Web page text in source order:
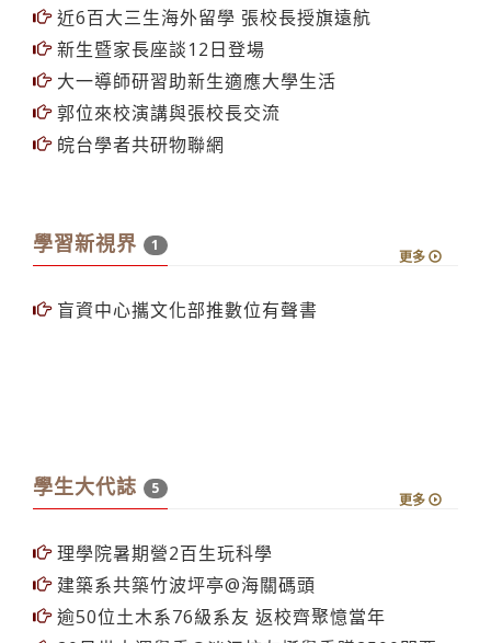
近6百大三生海外留學 張校長授旗遠航
新生暨家長座談12日登場
大一導師研習助新生適應大學生活
郭位來校演講與張校長交流
皖台學者共研物聯網
學習新視界 1
更多
盲資中心攜文化部推數位有聲書
學生大代誌 5
更多
理學院暑期營2百生玩科學
建築系共築竹波坪亭@海關碼頭
逾50位土木系76級系友 返校齊聚憶當年